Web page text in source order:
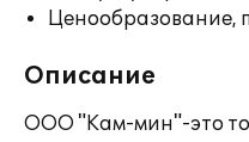
Ценообразование,
Описание
ООО "Кам-мин"-это